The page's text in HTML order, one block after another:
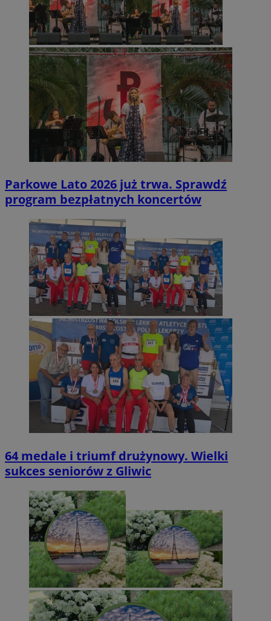
Parkowe Lato 2026 już trwa. Sprawdź
program bezpłatnych koncertów
64 medale i triumf drużynowy. Wielki
sukces seniorów z Gliwic